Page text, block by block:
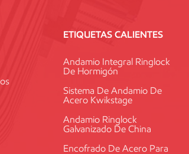
ETIQUETAS CALIENTES
Andamio Integral Ringlock
De Hormigón
Sistema De Andamio De
Acero Kwikstage
Andamio Ringlock
Galvanizado De China
Encofrado De Acero Para